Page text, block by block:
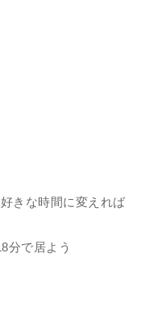
きな時間に変えれば
分で居よう